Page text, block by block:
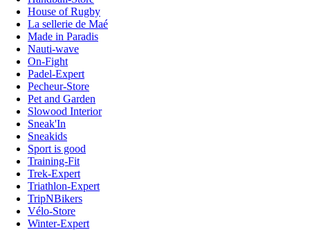
House of Rugby
La sellerie de Maé
Made in Paradis
Nauti-wave
On-Fight
Padel-Expert
Pecheur-Store
Pet and Garden
Slowood Interior
Sneak'In
Sneakids
Sport is good
Training-Fit
Trek-Expert
Triathlon-Expert
TripNBikers
Vélo-Store
Winter-Expert